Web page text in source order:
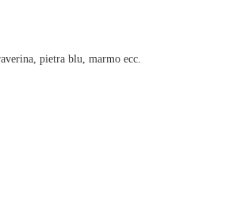
pietra blu, marmo ecc.